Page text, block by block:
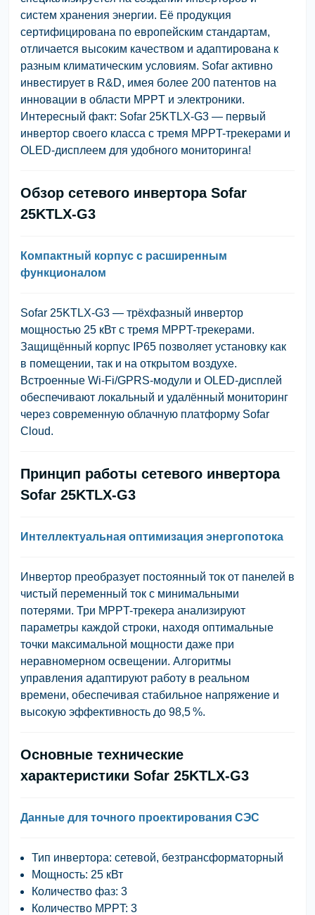
систем хранения энергии. Её продукция
сертифицирована по европейским стандартам,
отличается высоким качеством и адаптирована к
разным климатическим условиям. Sofar активно
инвестирует в R&D, имея более 200 патентов на
инновации в области MPPT и электроники.
Интересный факт: Sofar 25KTLX-G3 — первый
инвертор своего класса с тремя MPPT-трекерами и
OLED-дисплеем для удобного мониторинга!
Обзор сетевого инвертора Sofar
25KTLX-G3
Компактный корпус с расширенным
функционалом
Sofar 25KTLX-G3 — трёхфазный инвертор
мощностью 25 кВт с тремя MPPT-трекерами.
Защищённый корпус IP65 позволяет установку как
в помещении, так и на открытом воздухе.
Встроенные Wi-Fi/GPRS-модули и OLED-дисплей
обеспечивают локальный и удалённый мониторинг
через современную облачную платформу Sofar
Cloud.
Принцип работы сетевого инвертора
Sofar 25KTLX-G3
Интеллектуальная оптимизация энергопотока
Инвертор преобразует постоянный ток от панелей в
чистый переменный ток с минимальными
потерями. Три MPPT-трекера анализируют
параметры каждой строки, находя оптимальные
точки максимальной мощности даже при
неравномерном освещении. Алгоритмы
управления адаптируют работу в реальном
времени, обеспечивая стабильное напряжение и
высокую эффективность до 98,5 %.
Основные технические
характеристики Sofar 25KTLX-G3
Данные для точного проектирования СЭС
Тип инвертора: сетевой, безтрансформаторный
Мощность: 25 кВт
Количество фаз: 3
Количество MPPT: 3